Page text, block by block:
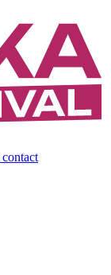
contact